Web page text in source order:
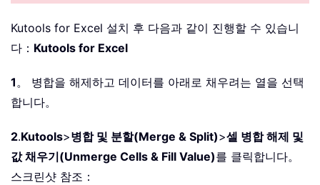
Kutools for Excel 설치 후 다음과 같이 진행할 수 있습니
다： Kutools for Excel
1。 병합을 해제하고 데이터를 아래로 채우려는 열을 선택
합니다。
2.Kutools>병합 및 분할(Merge & Split)>셀 병합 해제 및
값 채우기(Unmerge Cells & Fill Value)를 클릭합니다。
스크린샷 참조：